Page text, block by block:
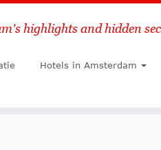
Zoeken
highlights and hidden
Hotels in Amsterdam